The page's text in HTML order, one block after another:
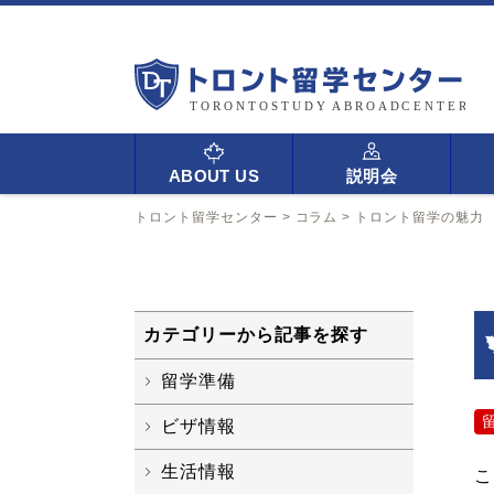
ABOUT US 説明会
トロント留学センター > コラム > トロント留学の魅力
カテゴリーから記事を探す
留学準備
ビザ情報
生活情報